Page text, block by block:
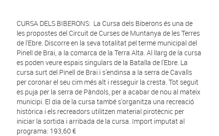
CURSA DELS BIBERONS: La Cursa dels Biberons és una de
les propostes del Circuit de Curses de Muntanya de les Terres
de l'Ebre. Discorre en la seva totalitat pel terme municipal del
Pinell de Brai, a la comarca de la Terra Alta. Al llarg de la cursa
es poden veure espais singulars de la Batalla de l'Ebre. La
cursa surt del Pinell de Brai i s'endinsa a la serra de Cavalls
per coronar el seu cim més alt i resseguir la cresta. Tot seguit
es puja per la serra de Pàndols, per a acabar de nou al mateix
municipi. El dia de la cursa també s'organitza una recreació
històrica i els recreadors utilitzen material pirotècnic per
iniciar la sortida i arribada de la cursa. Import imputat al
programa: 193,60 €